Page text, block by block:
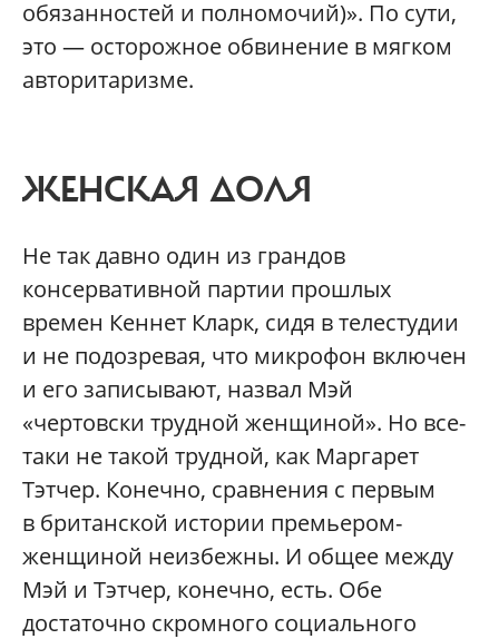
обязанностей и полномочий)». По сути,
это — осторожное обвинение в мягком
авторитаризме.
ЖЕНСКАЯ ДОЛЯ
Не так давно один из грандов
консервативной партии прошлых
времен Кеннет Кларк, сидя в телестудии
и не подозревая, что микрофон включен
и его записывают, назвал Мэй
«чертовски трудной женщиной». Но все-
таки не такой трудной, как Маргарет
Тэтчер. Конечно, сравнения с первым
в британской истории премьером-
женщиной неизбежны. И общее между
Мэй и Тэтчер, конечно, есть. Обе
достаточно скромного социального